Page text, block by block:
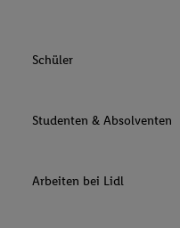
Schüler
Studenten & Absolventen
Arbeiten bei Lidl